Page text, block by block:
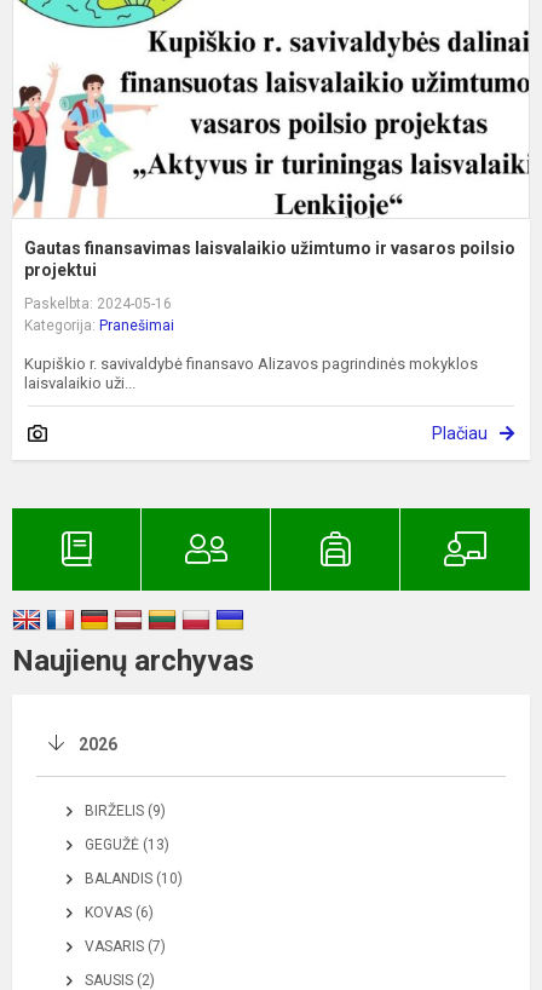
Gautas finansavimas laisvalaikio užimtumo ir vasaros poilsio
projektui
Paskelbta: 2024-05-16
Kategorija: Pranešimai
Kupiškio r. savivaldybė finansavo Alizavos pagrindinės mokyklos
laisvalaikio uži...
Plačiau
Naujienų archyvas
2026
BIRŽELIS (9)
GEGUŽĖ (13)
BALANDIS (10)
KOVAS (6)
VASARIS (7)
SAUSIS (2)